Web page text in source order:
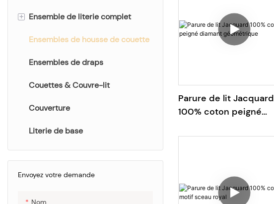
+ Ensemble de literie complet
Ensemble de literie d'impression
Ensemble de literie uni
Parure de lit brodée Jacquard &
Ensembles de housse de couette
Ensembles de draps
Couettes & Couvre-lit
Couverture
Literie de base
Envoyez votre demande
Parure de lit Jacquard
100% coton peigné